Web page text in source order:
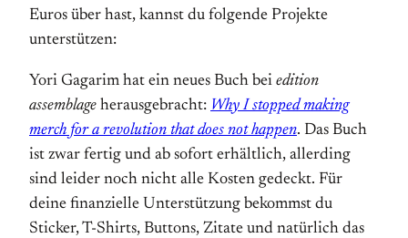
Euros über hast, kannst du folgende Projekte
unterstützen:
Yori Gagarim hat ein neues Buch bei edition
assemblage herausgebracht: Why I stopped making
merch for a revolution that does not happen. Das Buch
ist zwar fertig und ab sofort erhältlich, allerding
sind leider noch nicht alle Kosten gedeckt. Für
deine finanzielle Unterstützung bekommst du
Sticker, T-Shirts, Buttons, Zitate und natürlich das